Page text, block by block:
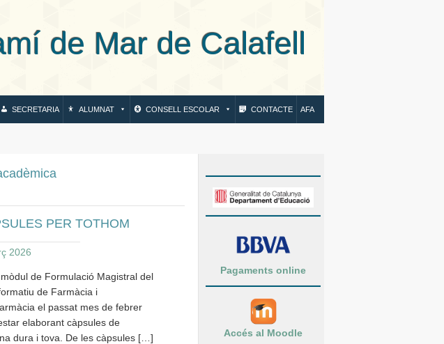
Mar de Calafell
SECRETARIA ALUMNAT CONSELL ESCOLAR CONTACTE AFA
PER TOTHOM
2026
de Formulació Magistral del
de Farmàcia i
el passat mes de febrer
elaborant càpsules de
dura i tova. De les càpsules […]
Pagaments online
Accés al Moodle